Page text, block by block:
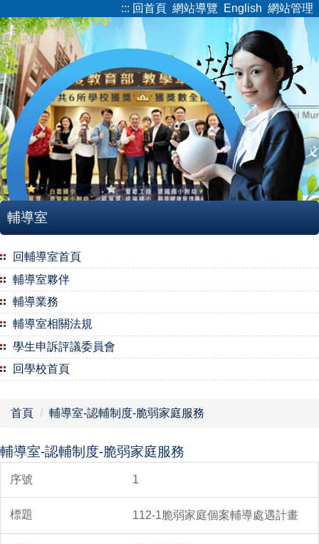
到
主
要
內
容
區
::: 回首頁 網站導覽 English 網站管理
輔導室
回輔導室首頁
輔導室夥伴
輔導業務
輔導室相關法規
學生申訴評議委員會
回學校首頁
首頁 輔導室-認輔制度-脆弱家庭服務
輔導室-認輔制度-脆弱家庭服務
1
112-1脆弱家庭個案輔導處遇計畫